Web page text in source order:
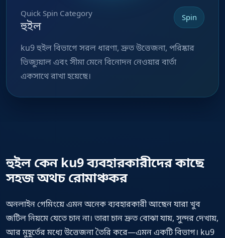
Quick Spin Category
হুইল
Spin
ku9 হুইল বিভাগে সরল ধারণা, দ্রুত উত্তেজনা, পরিষ্কার
ভিজ্যুয়াল এবং সীমা মেনে বিনোদন নেওয়ার বার্তা
একসাথে রাখা হয়েছে।
হুইল কেন ku9 ব্যবহারকারীদের কাছে
সহজ অথচ রোমাঞ্চকর
অনলাইন গেমিংয়ে এমন অনেক ব্যবহারকারী আছেন যারা খুব
জটিল নিয়মে যেতে চান না। তারা চান দ্রুত বোঝা যায়, সুন্দর দেখায়,
আর মুহূর্তের মধ্যে উত্তেজনা তৈরি করে—এমন একটি বিভাগ। ku9